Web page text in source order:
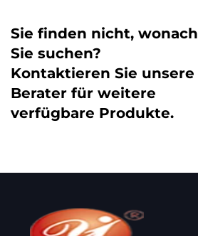
Sie finden nicht, wonach
Sie suchen?
Kontaktieren Sie unsere
Berater für weitere
verfügbare Produkte.